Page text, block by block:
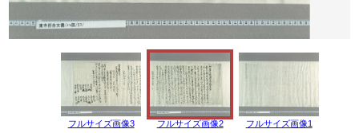
フルサイズ画像3 フルサイズ画像2 フルサイズ画像1